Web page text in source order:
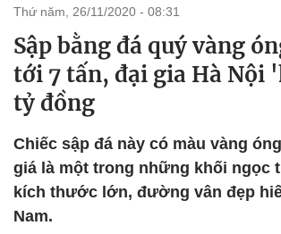
thứ năm, 26/11/2020 - 08:31
Sập bằng đá quý vàng
tới 7 tấn, đại gia Hà Nội
tỷ đồng
Chiếc sập đá này có màu vàng
giá là một trong những khối ngọc
kích thước lớn, đường vân đẹp
Nam.